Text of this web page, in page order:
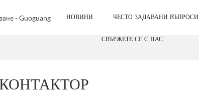
НОВИНИ ЧЕСТО ЗАДАВАНИ ВЪПРОСИ
СВЪРЖЕТЕ СЕ С НАС